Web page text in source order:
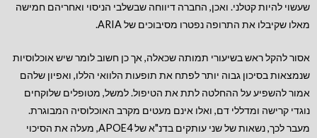
שעשוי להיות קטלני. ואכן, החברה דיווחה שבשלבי הניסוי ואחריהם חמישה
מאלו שקיבלו את התרופה נפטרו מסיבוכים של ARIA.
אסור להקל ראש בשיעורי תמותה שכאלה, אך כן חשוב לומר שיש אוכלוסיות
שנמצאות בסיכון גבוה יותר לפתח את תופעות הלוואי הללו, ואפיון שלהם
אמור להשפיע על ההחלטה לתת את הטיפול. למשל, מטופלים שלוקחים
נוגדי קרישה ומדללי דם, ואלו אינם מעטים מקרב האוכלוסיה המבוגרת.
מעבר לכך, נשאות של שני עותקים בדנ"א של APOE4, מעלה את הסיכוי